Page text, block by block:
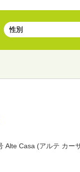
お笑い
Alte Casa (アルテ カー